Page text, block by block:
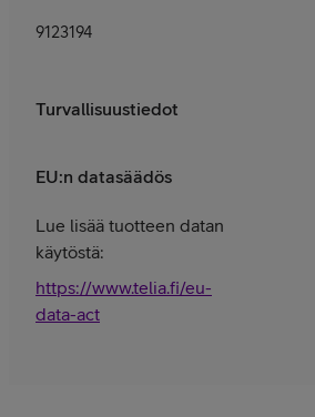
9123194
Turvallisuustiedot
EU:n datasäädös
Lue lisää tuotteen datan
käytöstä:
https://www.telia.fi/eu-
data-act